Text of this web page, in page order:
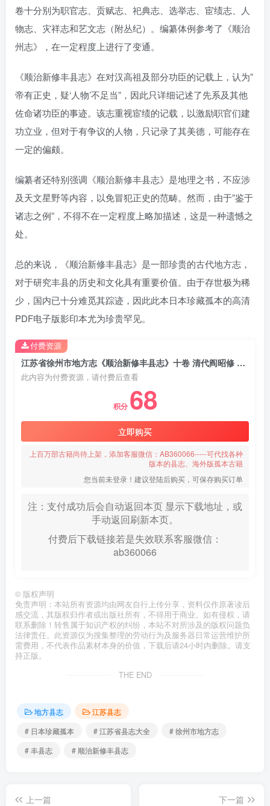
卷十分别为职官志、贡赋志、祀典志、选举志、宦绩志、人
物志、灾祥志和艺文志（附丛纪）。编纂体例参考了《顺治
州志》，在一定程度上进行了变通。
《顺治新修丰县志》在对汉高祖及部分功臣的记载上，认为”
帝有正史，疑‘人物’不足当”，因此只详细记述了先系及其他
佐命诸功臣的事迹。该志重视宦绩的记载，以激励职官们建
功立业，但对于有争议的人物，只记录了其美德，可能存在
一定的偏颇。
编纂者还特别强调《顺治新修丰县志》是地理之书，不应涉
及天文星野等内容，以免冒犯正史的范畴。然而，由于”鉴于
诸志之例”，不得不在一定程度上略加描述，这是一种遗憾之
处。
总的来说，《顺治新修丰县志》是一部珍贵的古代地方志，
对于研究丰县的历史和文化具有重要价值。由于存世极为稀
少，国内已十分难觅其踪迹，因此此本日本珍藏孤本的高清
PDF电子版影印本尤为珍贵罕见。
江苏省徐州市地方志《顺治新修丰县志》十卷 清代阎昭修 张逢宸纂 高清PDF电子版影印本下载
此内容为付费资源，请付费后查看
积分 68
立即购买
上百万部古籍尚待上架，添加客服微信：AB360066-----可代找各种
版本的县志、海外版孤本古籍
您当前未登录！建议登陆后购买，可保存购买订单
注：支付成功后会自动返回本页 显示下载地址，或
手动返回刷新本页。
付费后下载链接若是失效联系客服微信：
ab360066
付费资源
© 版权声明
免责声明：本站所有资源均由网友自行上传分享，资料仅作原著读后
感交流，其版权归作者或出版社所有，不得用于商业。如有侵权，请
联系删除！转售属于知识产权的纠纷，本站不对所涉及的版权问题负
法律责任。此资源仅为搜集整理的劳动行为及服务器日常运营维护所
需费用，不代表作品素材本身的价值，下载后请24小时内删除。请支
持正版。
THE END
地方县志
江苏县志
# 日本珍藏孤本
# 江苏省县志大全
# 徐州市地方志
# 丰县志
# 顺治新修丰县志
上一篇
下一篇